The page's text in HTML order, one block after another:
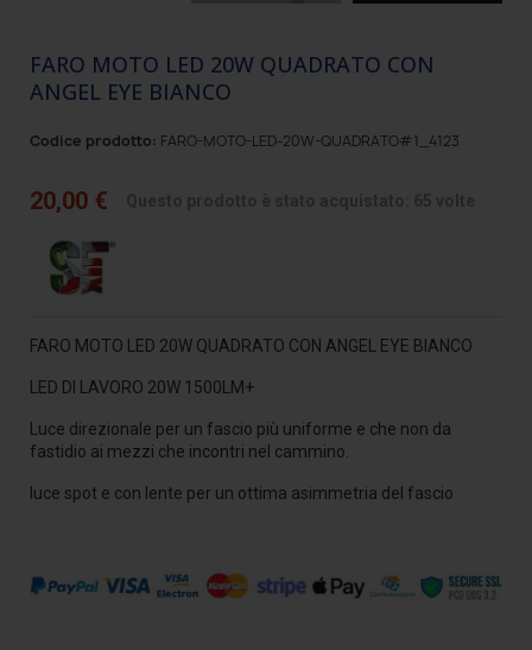
FARO MOTO LED 20W QUADRATO CON
ANGEL EYE BIANCO
Codice prodotto: FARO-MOTO-LED-20W-QUADRATO#1_4123
20,00 €
FARO MOTO LED 20W QUADRATO CON ANGEL EYE BIANCO
LED DI LAVORO 20W 1500LM+
Luce direzionale per un fascio più uniforme e che non da
fastidio ai mezzi che incontri nel cammino.
luce spot e con lente per un ottima asimmetria del fascio